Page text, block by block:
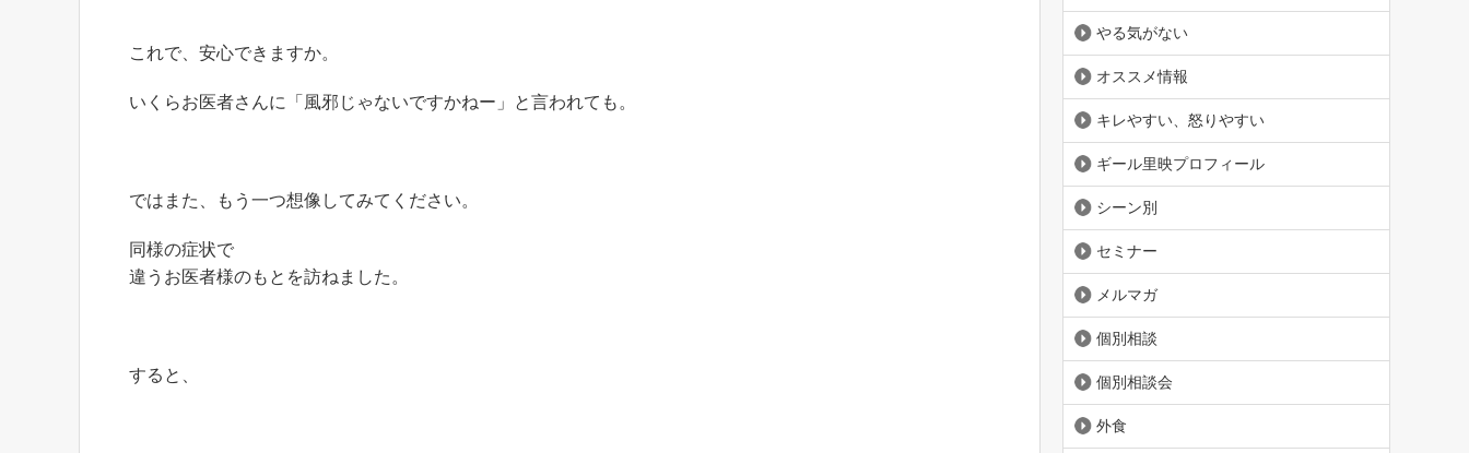
これで、安心できますか。
いくらお医者さんに「風邪じゃないですかねー」と言われても。
ではまた、もう一つ想像してみてください。
同様の症状で
違うお医者様のもとを訪ねました。
すると、
やる気がない
オススメ情報
キレやすい、怒りやすい
ギール里映プロフィール
シーン別
セミナー
メルマガ
個別相談
個別相談会
外食